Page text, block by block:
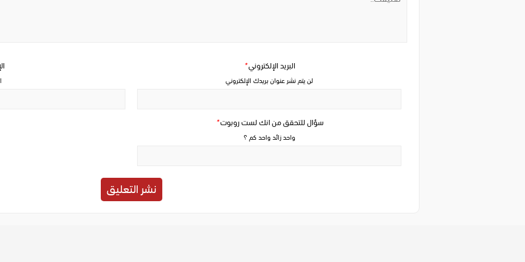
سؤال للتحقق من انك لست روبوت*
واحد زائد واحد كم ؟
البريد الإلكتروني*
لن يتم نشر عنوان بريدك الإلكتروني